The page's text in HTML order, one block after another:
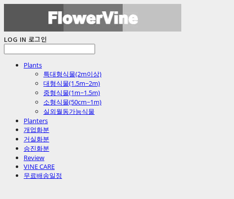
LOG IN 로그인
Plants
특대형식물(2m이상)
대형식물(1.5m~2m)
중형식물(1m~1.5m)
소형식물(50cm~1m)
실외월동가능식물
Planters
개업화분
거실화분
승진화분
Review
VINE CARE
무료배송일정